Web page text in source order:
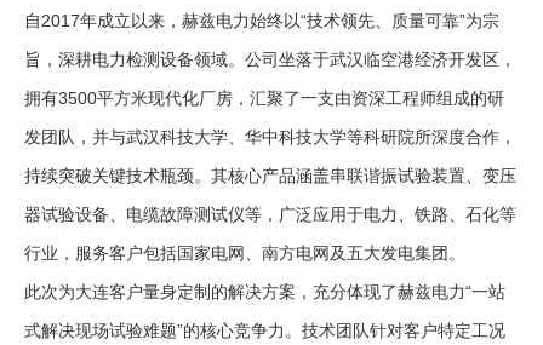
自2017年成立以来，赫兹电力始终以“技术领先、质量可靠”为宗
旨，深耕电力检测设备领域。公司坐落于武汉临空港经济开发区，
拥有3500平方米现代化厂房，汇聚了一支由资深工程师组成的研
发团队，并与武汉科技大学、华中科技大学等科研院所深度合作，
持续突破关键技术瓶颈。其核心产品涵盖串联谐振试验装置、变压
器试验设备、电缆故障测试仪等，广泛应用于电力、铁路、石化等
行业，服务客户包括国家电网、南方电网及五大发电集团。
此次为大连客户量身定制的解决方案，充分体现了赫兹电力“一站
式解决现场试验难题”的核心竞争力。技术团队针对客户特定工况